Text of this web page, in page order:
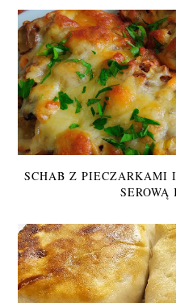
SCHAB Z PIECZARKAMI